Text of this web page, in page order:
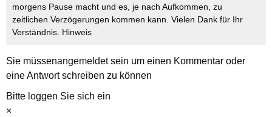
morgens Pause macht und es, je nach Aufkommen, zu
zeitlichen Verzögerungen kommen kann. Vielen Dank für Ihr
Verständnis. Hinweis
Sie müssenangemeldetsein um einen Kommentar oder
eine Antwort schreiben zu können
Bitte loggen Sie sich ein
×